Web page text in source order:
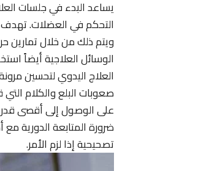
يساعد البدء في جلسات
التحكم في العضلات. تهدف
ويتم ذلك من خلال
الوسائل العلاجية أيضاً
العلاج اليدوي لتحسين
صعوبات البلع والكلام
على الوصول إلى أقصى
ضرورة المتابعة الدورية
تصحيحية إذا لزم الأمر.